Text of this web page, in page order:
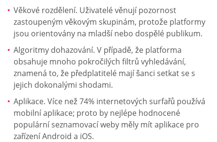
Věkové rozdělení. Uživatelé věnují pozornost
zastoupeným věkovým skupinám, protože platformy
jsou orientovány na mladší nebo dospělé publikum.
Algoritmy dohazování. V případě, že platforma
obsahuje mnoho pokročilých filtrů vyhledávání,
znamená to, že předplatitelé mají šanci setkat se s
jejich dokonalými shodami.
Aplikace. Více než 74% internetových surfařů používá
mobilní aplikace; proto by nejlépe hodnocené
populární seznamovací weby měly mít aplikace pro
zařízení Android a iOS.